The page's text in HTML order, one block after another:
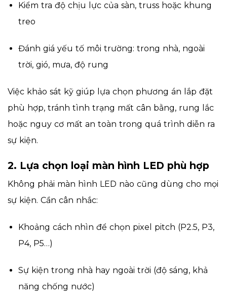
Kiểm tra độ chịu lực của sàn, truss hoặc khung
treo
Đánh giá yếu tố môi trường: trong nhà, ngoài
trời, gió, mưa, độ rung
Việc khảo sát kỹ giúp lựa chọn phương án lắp đặt
phù hợp, tránh tình trạng mất cân bằng, rung lắc
hoặc nguy cơ mất an toàn trong quá trình diễn ra
sự kiện.
2. Lựa chọn loại màn hình LED phù hợp
Không phải màn hình LED nào cũng dùng cho mọi
sự kiện. Cần cân nhắc:
Khoảng cách nhìn để chọn pixel pitch (P2.5, P3,
P4, P5…)
Sự kiện trong nhà hay ngoài trời (độ sáng, khả
năng chống nước)